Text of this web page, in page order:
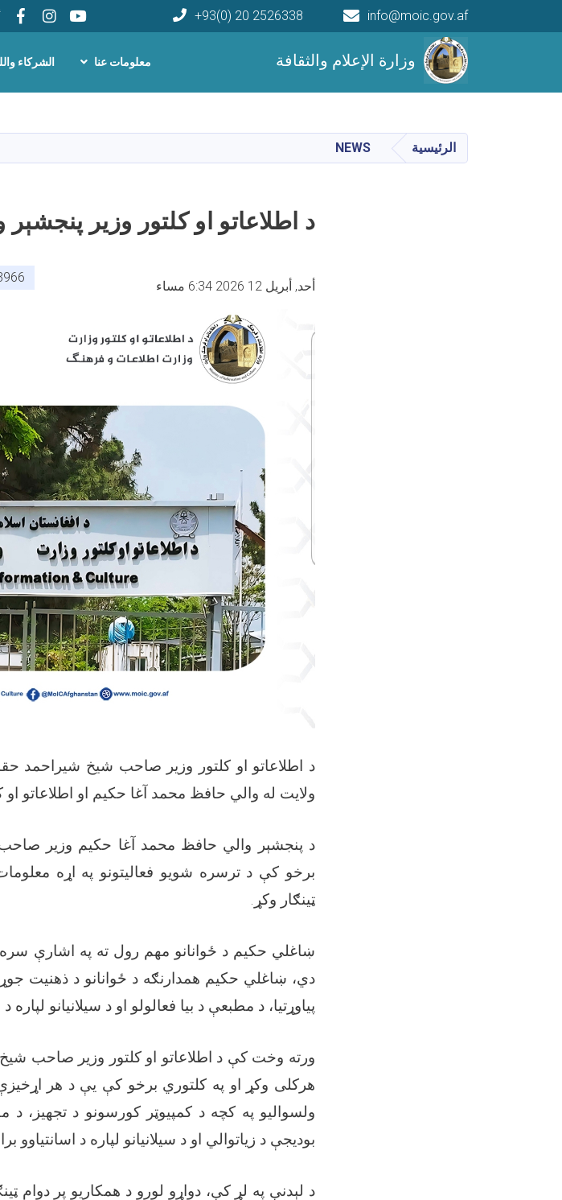
وزارة الإعلام والثقافة
info@moic.gov.af
+93(0) 20 2526338
Youtube
Main navigation
معلومات عنا الشركاء
الرئيسية NEWS
د اطلاعاتو او کلتور وزیر
أحد, أبريل 12 2026 6:34 مساء
د اطلاعاتو او کلتور وزیر صاحب شیخ شیراحمد
ولایت له والي حافظ محمد آغا حکیم او اطلاعاتو
د پنجشېر والي حافظ محمد آغا حکیم وزیر
برخو کې د ترسره شویو فعالیتونو په اړه
ټینګار وکړ.
ښاغلي حکیم د ځوانانو مهم رول ته په اشارې سره
دي، ښاغلي حکیم همدارنګه د ځوانانو د ذهنیت
پیاوړتیا، د مطبعې د بیا فعالولو او د سیلانیانو
ورته وخت کې د اطلاعاتو او کلتور وزیر صاحب
هرکلی وکړ او په کلتوري برخو کې یې د هر
ولسوالیو په کچه د کمپیوټر کورسونو د تجهیز، د
بودیجې د زیاتوالي او د سیلانیانو لپاره د
د لېدنې په لړ کې، دواړو لورو د همکاریو پر دوام